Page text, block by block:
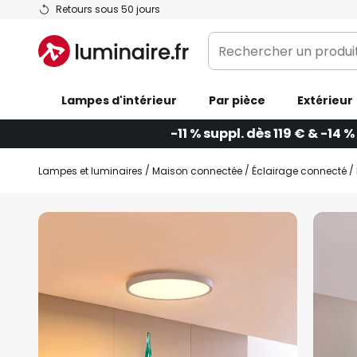
Retours sous 50 jours
Allez
contenu
Rechercher
un
catégorie...
Lampes d'intérieur Par pièce Extérieur
-11 % suppl. dès 119 € & -14
Lampes et luminaires Maison connectée Éclairage connecté
Skip
of
the